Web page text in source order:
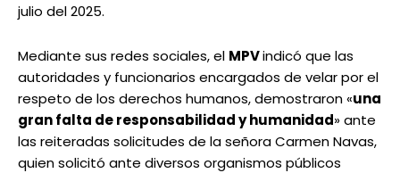
julio del 2025.
Mediante sus redes sociales, el MPVindicó que las
autoridades y funcionarios encargados de velar por el
respeto de los derechos humanos, demostraron «una
gran falta de responsabilidad y humanidad» ante
las reiteradas solicitudes de la señora Carmen Navas,
quien solicitó ante diversos organismos públicos